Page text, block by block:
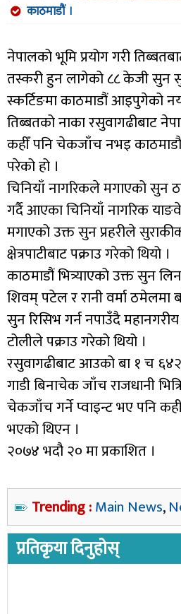
काठमाडौं ।
नेपालको भूमि प्रयोग गरी
तस्करी हुन लागेको ८८ केजी सुन
स्कर्टिङमा काठमाडौं आइपुगेको
तिब्बतको नाका रसुवागढीबाट
कहीँ पनि चेकजाँच नभइ
परेको हो ।
चिनियाँ नागरिकले मगाएको सुन
गर्दै आएका चिनियाँ नागरिक
मगाएको उक्त सुन प्रहरीले
क्षेत्रपाटीबाट पक्राउ गरेको थियो ।
काठमाडौं भित्र्याएको उक्त सुन
शिवम् पटेल र रानी वर्मा
सुन रिसिभ गर्न नपाउँदै
टोलीले पक्राउ गरेको थियो ।
रसुवागढीबाट आउको बा १ च
गाडी बिनाचेक जाँच राजधानी
चेकजाँच गर्ने प्वाइन्ट भए पनि
भएको थिएन ।
२०७४ भदौ २० मा प्रकाशित ।
Trending :Main News,
प्रतिकृया दिनुहोस्